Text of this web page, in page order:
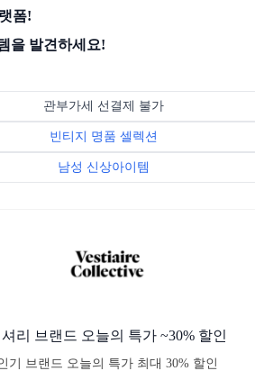
폼!
을 발견하세요!
관부가세 선결제 불가
빈티지 명품 셀렉션
남성 신상아이템
리 브랜드 오늘의 특가 ~30% 할인
기 브랜드 오늘의 특가 최대 30% 할인